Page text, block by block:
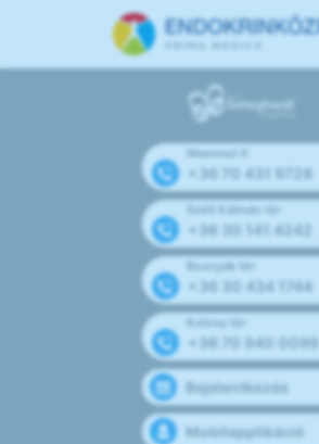
Mammut II
+36 70 431 9728
Széll Kálmán tér
+36 30 141 4242
Bosnyák tér
+36 30 434 1744
Kolosy tér
+36 70 940 0099
Bejelentkezés
Mobilapplikáció